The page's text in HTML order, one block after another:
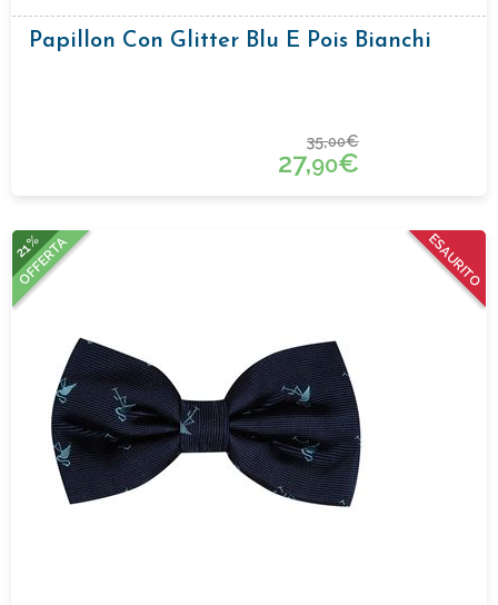
Papillon Con Glitter Blu E Pois Bianchi
35,00€
27,90€
ESAURITO
21%
OFFERTA